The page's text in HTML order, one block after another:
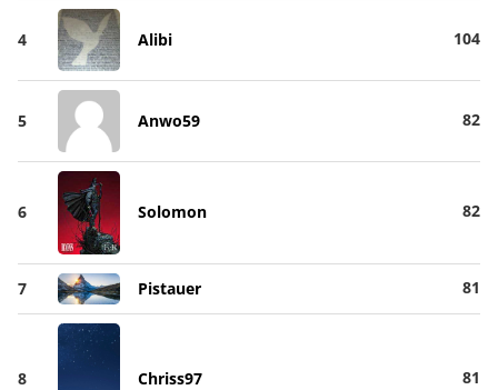
4 Alibi 104
5 Anwo59 82
6 Solomon 82
7 Pistauer 81
8 Chriss97 81